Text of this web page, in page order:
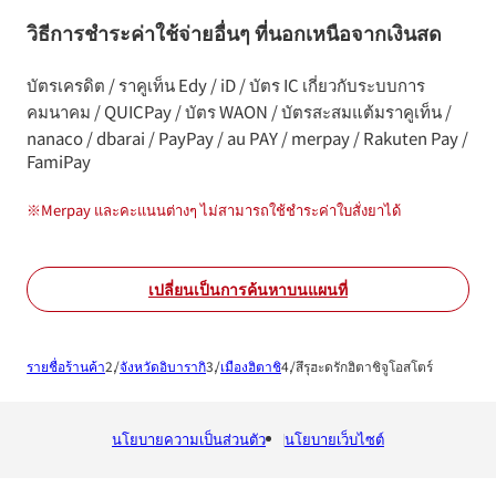
วิธีการชำระค่าใช้จ่ายอื่นๆ ที่นอกเหนือจากเงินสด
บัตรเครดิต / ราคูเท็น Edy / iD / บัตร IC เกี่ยวกับระบบการ
คมนาคม / QUICPay / บัตร WAON / บัตรสะสมแต้มราคูเท็น /
nanaco / dbarai / PayPay / au PAY / merpay / Rakuten Pay /
FamiPay
※Merpay และคะแนนต่างๆ ไม่สามารถใช้ชำระค่าใบสั่งยาได้
เปลี่ยนเป็นการค้นหาบนแผนที่
รายชื่อร้านค้า จังหวัดอิบารากิ เมืองฮิตาชิ สึรุฮะดรักฮิตาชิจูโอสโตร์
นโยบายความเป็นส่วนตัว นโยบายเว็บไซต์